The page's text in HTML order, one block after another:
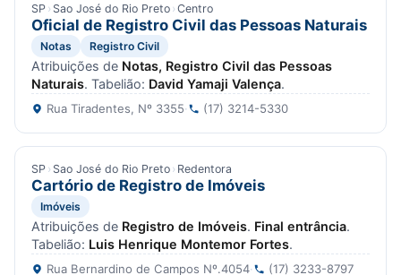
SP › Sao José do Rio Preto › Centro
Oficial de Registro Civil das Pessoas Naturais
Notas Registro Civil
Atribuições de Notas, Registro Civil das Pessoas
Naturais. Tabelião: David Yamaji Valença.
Rua Tiradentes, Nº 3355· (17) 3214-5330
SP › Sao José do Rio Preto › Redentora
Cartório de Registro de Imóveis
Imóveis
Atribuições de Registro de Imóveis. Final entrância.
Tabelião: Luis Henrique Montemor Fortes.
Rua Bernardino de Campos Nº.4054· (17) 3233-8797